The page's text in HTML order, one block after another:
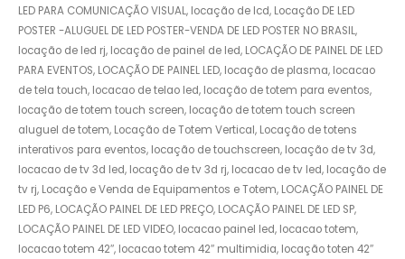
LED PARA COMUNICAÇÃO VISUAL, locação de lcd, Locação DE LED
POSTER -ALUGUEL DE LED POSTER-VENDA DE LED POSTER NO BRASIL,
locação de led rj, locação de painel de led, LOCAÇÃO DE PAINEL DE LED
PARA EVENTOS, LOCAÇÃO DE PAINEL LED, locação de plasma, locacao
de tela touch, locacao de telao led, locação de totem para eventos,
locação de totem touch screen, locação de totem touch screen
aluguel de totem, Locação de Totem Vertical, Locação de totens
interativos para eventos, locação de touchscreen, locação de tv 3d,
locacao de tv 3d led, locação de tv 3d rj, locacao de tv led, locação de
tv rj, Locação e Venda de Equipamentos e Totem, LOCAÇÃO PAINEL DE
LED P6, LOCAÇÃO PAINEL DE LED PREÇO, LOCAÇÃO PAINEL DE LED SP,
LOCAÇÃO PAINEL DE LED VIDEO, locacao painel led, locacao totem,
locacao totem 42″, locacao totem 42″ multimidia, locação toten 42″